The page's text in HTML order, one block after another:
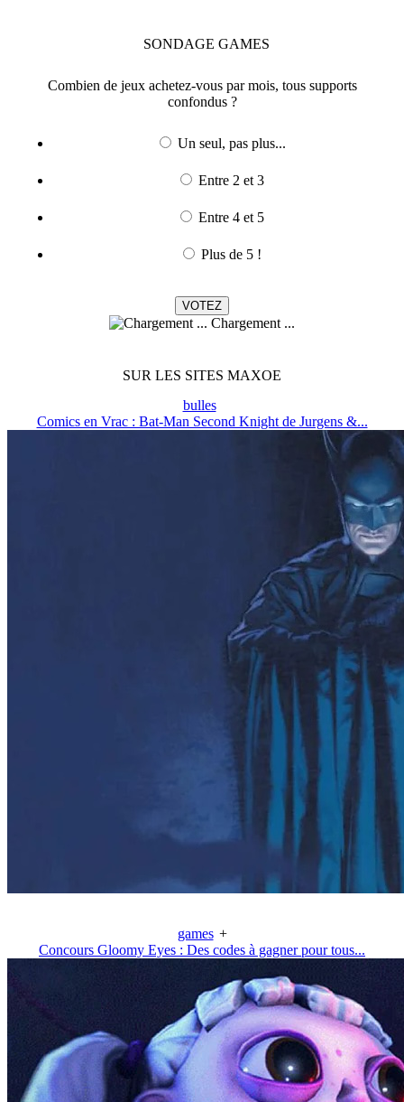
SONDAGE GAMES
Combien de jeux achetez-vous par mois, tous supports
confondus ?
Un seul, pas plus...
Entre 2 et 3
Entre 4 et 5
Plus de 5 !
Chargement ...
SUR LES SITES MAXOE
bulles
Comics en Vrac : Bat-Man Second Knight de Jurgens &...
games +
Concours Gloomy Eyes : Des codes à gagner pour tous...